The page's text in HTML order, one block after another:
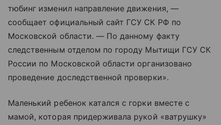
тюбинг изменил направление движения, —
сообщает официальный сайт ГСУ СК РФ по
Московской области. — По данному факту
следственным отделом по городу Мытищи ГСУ СК
России по Московской области организовано
проведение доследственной проверки».
Маленький ребенок катался с горки вместе с
мамой, которая придерживала рукой «ватрушку»